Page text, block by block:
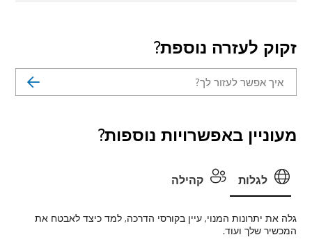
זקוק לעזרה נוספת?
מעוניין באפשרויות נוספות?
לגלות קהילה
גלה את יתרונות המנוי, עיין בקורסי הדרכה, למד כיצד לאבטח את
המכשיר שלך ועוד.